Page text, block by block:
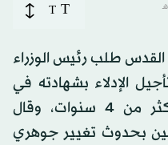
T
T
طلب رئيس الوزراء
الإدلاء بشهادته في
المحاكمة التي بدأت منذ أكثر من 4 سنوات، وقال
بحدوث تغيير جوهري